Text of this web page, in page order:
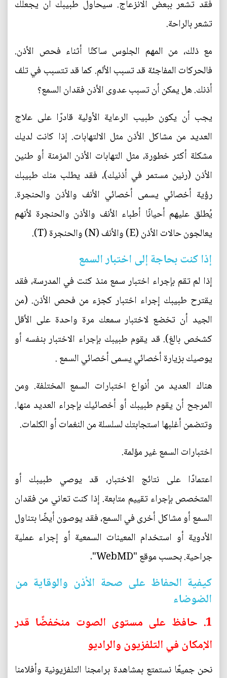
فقد تشعر ببعض الانزعاج. سيحاول طبيبك أن يجعلك
تشعر بالراحة.
مع ذلك، من المهم الجلوس ساكنًا أثناء فحص الأذن.
فالحركات المفاجئة قد تسبب الألم. كما قد تتسبب في تلف
أذنك. هل يمكن أن تسبب عدوى الأذن فقدان السمع؟
يجب أن يكون طبيب الرعاية الأولية قادرًا على علاج
العديد من مشاكل الأذن مثل الالتهابات. إذا كانت لديك
مشكلة أكثر خطورة، مثل التهابات الأذن المزمنة أو طنين
الأذن (رنين مستمر في أذنيك)، فقد يطلب منك طبيبك
رؤية أخصائي يسمى أخصائي الأنف والأذن والحنجرة.
يُطلق عليهم أحيانًا أطباء الأنف والأذن والحنجرة لأنهم
يعالجون حالات الأذن (E) والأنف (N) والحنجرة (T).
إذا كنت بحاجة إلى اختبار السمع
إذا لم تقم بإجراء اختبار سمع منذ كنت في المدرسة، فقد
يقترح طبيبك إجراء اختبار كجزء من فحص الأذن. (من
الجيد أن تخضع لاختبار سمعك مرة واحدة على الأقل
كشخص بالغ). قد يقوم طبيبك بإجراء الاختبار بنفسه أو
يوصيك بزيارة أخصائي يسمى أخصائي السمع .
هناك العديد من أنواع اختبارات السمع المختلفة. ومن
المرجح أن يقوم طبيبك أو أخصائيك بإجراء العديد منها.
وتتضمن أغلبها استجابتك لسلسلة من النغمات أو الكلمات.
اختبارات السمع غير مؤلمة.
اعتمادًا على نتائج الاختبار، قد يوصي طبيبك أو
المتخصص بإجراء تقييم متابعة. إذا كنت تعاني من فقدان
السمع أو مشاكل أخرى في السمع، فقد يوصون أيضًا بتناول
الأدوية أو استخدام المعينات السمعية أو إجراء عملية
جراحية. بحسب موقع "WebMD".
كيفية الحفاظ على صحة الأذن والوقاية من
الضوضاء
1. حافظ على مستوى الصوت منخفضًا قدر
الإمكان في التلفزيون والراديو
نحن جميعًا نستمتع بمشاهدة برامجنا التلفزيونية وأفلامنا